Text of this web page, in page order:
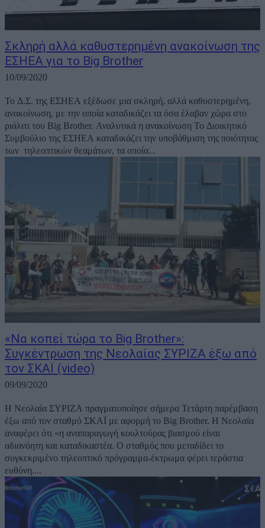
Σκληρή αλλά καθυστερημένη ανακοίνωση της
ΕΣΗΕΑ για το Big Brother
10/09/2020
Το Δ.Σ. της ΕΣΗΕΑ εξέδωσε μια σκληρή, αλλά καθυστερημένη,
ανακοίνωση, με την οποία καταδικάζει τα όσα έλαβαν χώρα στο
ριάλιτι του Big Brother. Αναλυτικά η ανακοίνωση Το Διοικητικό
Συμβούλιο της ΕΣΗΕΑ καταδικάζει την υποβάθμιση της ποιότητας
των τηλεοπτικών θεαμάτων, τα οποία...
«Να κοπεί τώρα το Big Brother»:
Συγκέντρωση της Νεολαίας ΣΥΡΙΖΑ έξω από
τον ΣΚΑΪ (video)
09/09/2020
Η Νεολαία ΣΥΡΙΖΑ πραγματοποίησε σήμερα Τετάρτη παρέμβαση
έξω από τον σταθμό ΣΚΑΪ με αφορμή το Big Brother. Η Νεολαία
αναφέρει ότι «η αναπαραγωγή κουλτούρας βιασμού είναι
αδιανόητη και καταδικαστέα. Ο σταθμός που μεταδίδει το
συγκεκριμένο τηλεοπτικό πρόγραμμα-έκτρωμα φέρει τεράστια
ευθύνη....